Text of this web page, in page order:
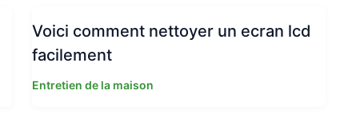
Voici comment nettoyer un ecran lcd
facilement
Entretien de la maison